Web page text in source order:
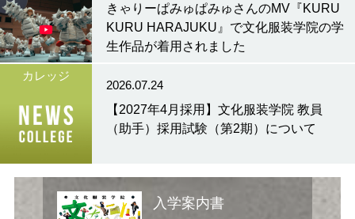
きゃりーぱみゅぱみゅさんのMV『KURU
KURU HARAJUKU』で文化服装学院の学
生作品が着用されました
カレッジ
2026.07.24
【2027年4月採用】文化服装学院 教員
（助手）採用試験（第2期）について
入学案内書